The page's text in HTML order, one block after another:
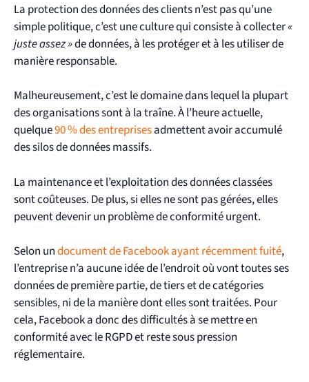
La protection des données des clients n’est pas qu’une
simple politique, c’est une culture qui consiste à collecter«
juste assez »de données, à les protéger et à les utiliser de
manière responsable.
Malheureusement, c’est le domaine dans lequel la plupart
des organisations sont à la traîne. À l’heure actuelle,
quelque90 % des entreprisesadmettent avoir accumulé
des silos de données massifs.
La maintenance et l’exploitation des données classées
sont coûteuses. De plus, si elles ne sont pas gérées, elles
peuvent devenir un problème de conformité urgent.
Selon undocument de Facebook ayant récemment fuité,
l’entreprise n’a aucune idée de l’endroit où vont toutes ses
données de première partie, de tiers et de catégories
sensibles, ni de la manière dont elles sont traitées. Pour
cela, Facebook a donc des difficultés à se mettre en
conformité avec le RGPD et reste sous pression
réglementaire.